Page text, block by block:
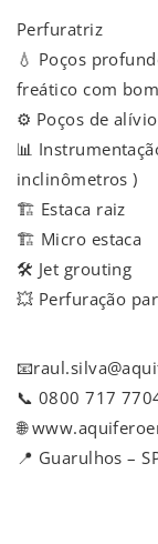
Perfuratriz
💧 Poços
freático com
⚙️ Poços de alívio
📊
inclinômetros )
🏗️ Estaca raiz
🏗️ Micro estaca
🛠️ Jet grouting
💥 Perfuração
📞 0800 717
🌐
📍 Guarulhos –